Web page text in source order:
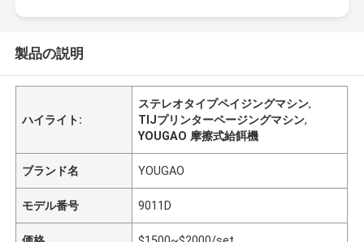
製品の説明
ハイライト:
ステレオタイプペイジングマシン,
TIJプリンターページングマシン,
YOUGAO 摩擦式給餌機
ブランド名 YOUGAO
モデル番号 9011D